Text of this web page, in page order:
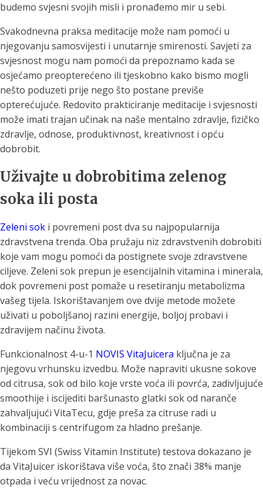
budemo svjesni svojih misli i pronađemo mir u sebi.
Svakodnevna praksa meditacije može nam pomoći u
njegovanju samosvijesti i unutarnje smirenosti. Savjeti za
svjesnost mogu nam pomoći da prepoznamo kada se
osjećamo preopterećeno ili tjeskobno kako bismo mogli
nešto poduzeti prije nego što postane previše
opterećujuće. Redovito prakticiranje meditacije i svjesnosti
može imati trajan učinak na naše mentalno zdravlje, fizičko
zdravlje, odnose, produktivnost, kreativnost i opću
dobrobit.
Uživajte u dobrobitima zelenog
soka ili posta
Zeleni sok i povremeni post dva su najpopularnija
zdravstvena trenda. Oba pružaju niz zdravstvenih dobrobiti
koje vam mogu pomoći da postignete svoje zdravstvene
ciljeve. Zeleni sok prepun je esencijalnih vitamina i minerala,
dok povremeni post pomaže u resetiranju metabolizma
vašeg tijela. Iskorištavanjem ove dvije metode možete
uživati u poboljšanoj razini energije, boljoj probavi i
zdravijem načinu života.
Funkcionalnost 4-u-1 NOVIS VitaJuicera ključna je za
njegovu vrhunsku izvedbu. Može napraviti ukusne sokove
od citrusa, sok od bilo koje vrste voća ili povrća, zadivljujuće
smoothije i iscijediti baršunasto glatki sok od naranče
zahvaljujući VitaTecu, gdje preša za citruse radi u
kombinaciji s centrifugom za hladno prešanje.
Tijekom SVI (Swiss Vitamin Institute) testova dokazano je
da VitaJuicer iskorištava više voća, što znači 38% manje
otpada i veću vrijednost za novac.